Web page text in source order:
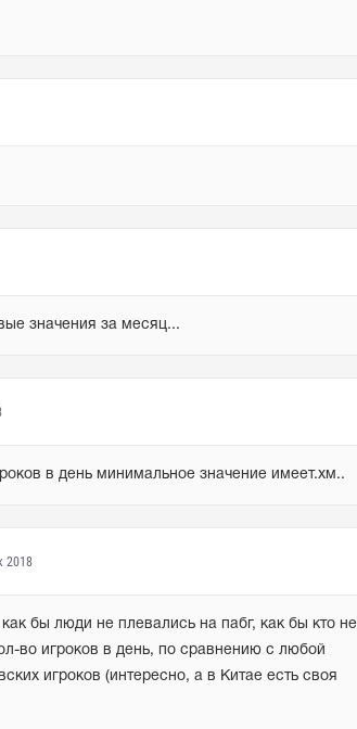
значения за месяц...
в день минимальное значение имеет.хм..
2018
бы люди не плевались на пабг, как бы кто не
во игроков в день, по сравнению с любой
игроков (интересно, а в Китае есть своя